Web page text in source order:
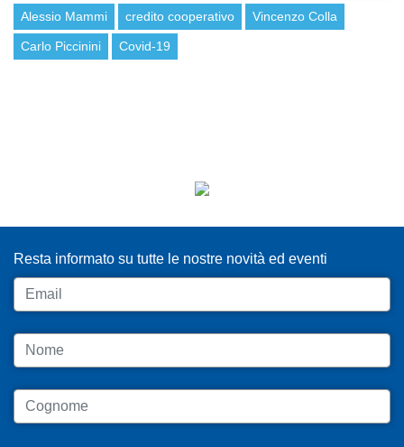
Alessio Mammi credito cooperativo Vincenzo Colla
Carlo Piccinini Covid-19
Resta informato su tutte le nostre novità ed eventi
Email
Nome
Cognome